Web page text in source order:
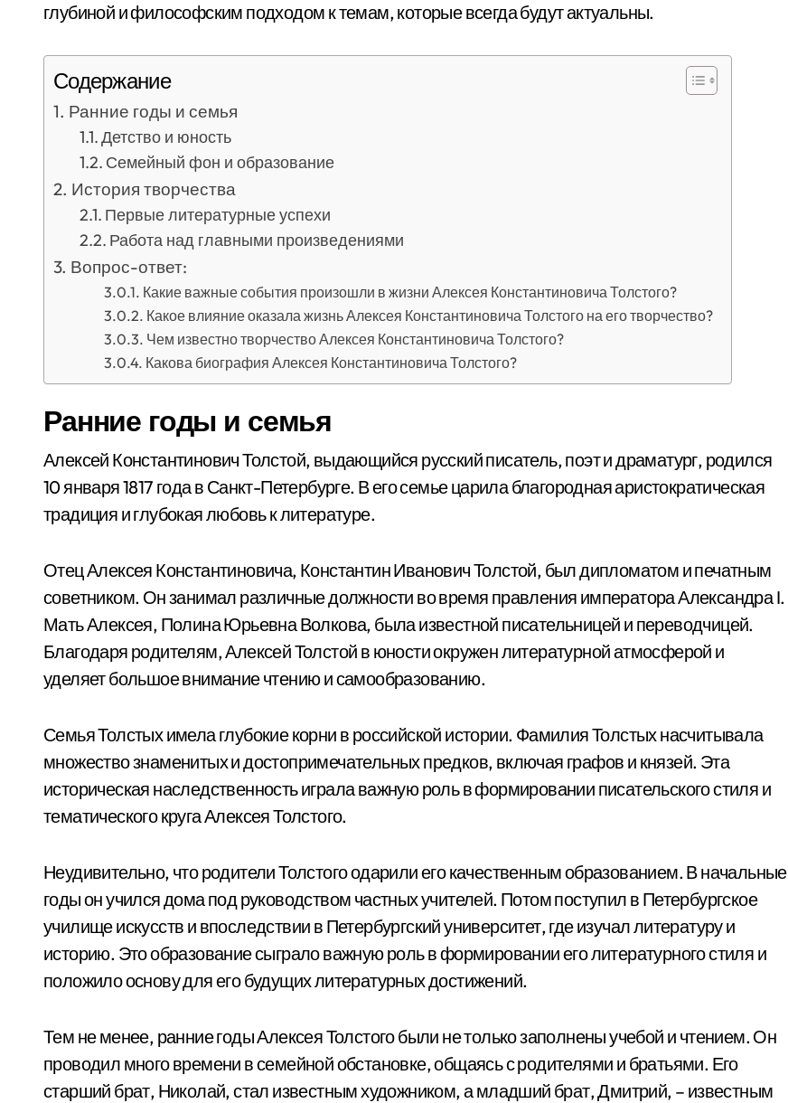
глубиной и философским подходом к темам, которые всегда будут актуальны.
Содержание
Ранние годы и семья
Детство и юность
Семейный фон и образование
История творчества
Первые литературные успехи
Работа над главными произведениями
Вопрос-ответ:
Какие важные события произошли в жизни Алексея Константиновича Толстого?
Какое влияние оказала жизнь Алексея Константиновича Толстого на его творчество?
Чем известно творчество Алексея Константиновича Толстого?
Какова биография Алексея Константиновича Толстого?
Ранние годы и семья
Алексей Константинович Толстой, выдающийся русский писатель, поэт и драматург, родился
10 января 1817 года в Санкт-Петербурге. В его семье царила благородная аристократическая
традиция и глубокая любовь к литературе.
Отец Алексея Константиновича, Константин Иванович Толстой, был дипломатом и печатным
советником. Он занимал различные должности во время правления императора Александра I.
Мать Алексея, Полина Юрьевна Волкова, была известной писательницей и переводчицей.
Благодаря родителям, Алексей Толстой в юности окружен литературной атмосферой и
уделяет большое внимание чтению и самообразованию.
Семья Толстых имела глубокие корни в российской истории. Фамилия Толстых насчитывала
множество знаменитых и достопримечательных предков, включая графов и князей. Эта
историческая наследственность играла важную роль в формировании писательского стиля и
тематического круга Алексея Толстого.
Неудивительно, что родители Толстого одарили его качественным образованием. В начальные
годы он учился дома под руководством частных учителей. Потом поступил в Петербургское
училище искусств и впоследствии в Петербургский университет, где изучал литературу и
историю. Это образование сыграло важную роль в формировании его литературного стиля и
положило основу для его будущих литературных достижений.
Тем не менее, ранние годы Алексея Толстого были не только заполнены учебой и чтением. Он
проводил много времени в семейной обстановке, общаясь с родителями и братьями. Его
старший брат, Николай, стал известным художником, а младший брат, Дмитрий, – известным